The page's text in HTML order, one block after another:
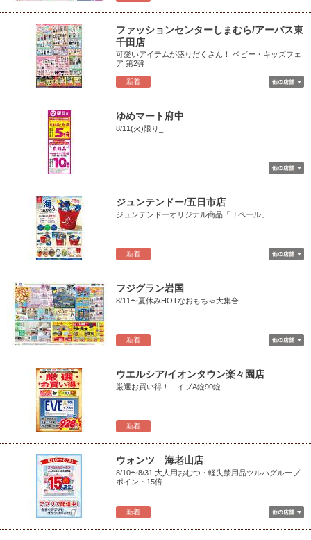
新着
ファッションセンターしまむら/アーバス東
千田店
可愛いアイテムが盛りだくさん！ ベビー・キッズフェ
ア 第2弾
ゆめマート府中
8/11(火)限り_
新着
ジュンテンドー/五日市店
ジュンテンドーオリジナル商品「Ｊペール」
新着
フジグラン岩国
8/11〜夏休みHOTなおもちゃ大集合
新着
ウエルシア/イオンタウン楽々園店
厳選お買い得！ イブA錠90錠
新着
ウォンツ 海老山店
8/10〜8/31 大人用おむつ・軽失禁用品ツルハグループ
ポイント15倍